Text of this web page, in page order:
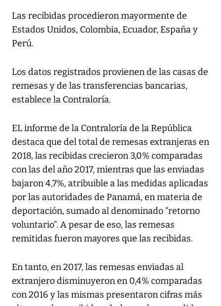
Las recibidas procedieron mayormente de
Estados Unidos, Colombia, Ecuador, España y
Perú.
Los datos registrados provienen de las casas de
remesas y de las transferencias bancarias,
establece la Contraloría.
EL informe de la Contraloría de la República
destaca que del total de remesas extranjeras en
2018, las recibidas crecieron 3,0% comparadas
con las del año 2017, mientras que las enviadas
bajaron 4,7%, atribuible a las medidas aplicadas
por las autoridades de Panamá, en materia de
deportación, sumado al denominado “retorno
voluntario”. A pesar de eso, las remesas
remitidas fueron mayores que las recibidas.
En tanto, en 2017, las remesas enviadas al
extranjero disminuyeron en 0,4% comparadas
con 2016 y las mismas presentaron cifras más